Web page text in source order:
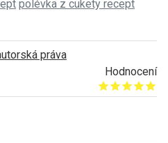
polévka z cukety recept
práva
Hodnocení
Give it 1/5
Give it 2/5
Give it 3/5
Give it 4/5
Give it 5/5